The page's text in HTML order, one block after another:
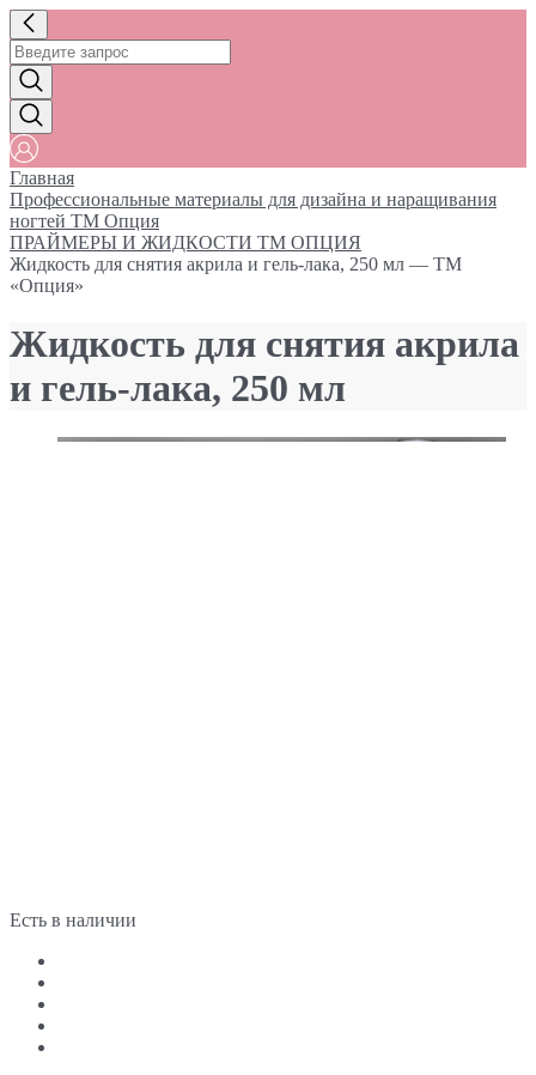
Главная
Профессиональные материалы для дизайна и наращивания
ногтей ТМ Опция
ПРАЙМЕРЫ И ЖИДКОСТИ ТМ ОПЦИЯ
Жидкость для снятия акрила и гель-лака, 250 мл — ТМ
«Опция»
Жидкость для снятия акрила
и гель-лака, 250 мл
Есть в наличии